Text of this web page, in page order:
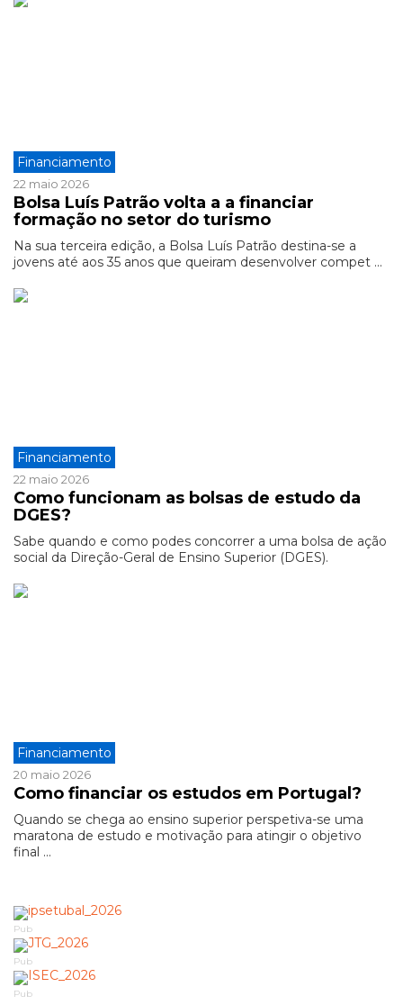
Financiamento
22 maio 2026
Bolsa Luís Patrão volta a a financiar
formação no setor do turismo
Na sua terceira edição, a Bolsa Luís Patrão destina-se a
jovens até aos 35 anos que queiram desenvolver compet ...
Financiamento
22 maio 2026
Como funcionam as bolsas de estudo da
DGES?
Sabe quando e como podes concorrer a uma bolsa de ação
social da Direção-Geral de Ensino Superior (DGES).
Financiamento
20 maio 2026
Como financiar os estudos em Portugal?
Quando se chega ao ensino superior perspetiva-se uma
maratona de estudo e motivação para atingir o objetivo
final ...
Pub
Pub
Pub